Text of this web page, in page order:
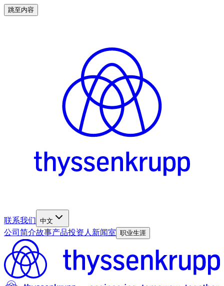
跳至内容
联系我们 中文
公司简介故事产品投资人 新闻室 职业生涯